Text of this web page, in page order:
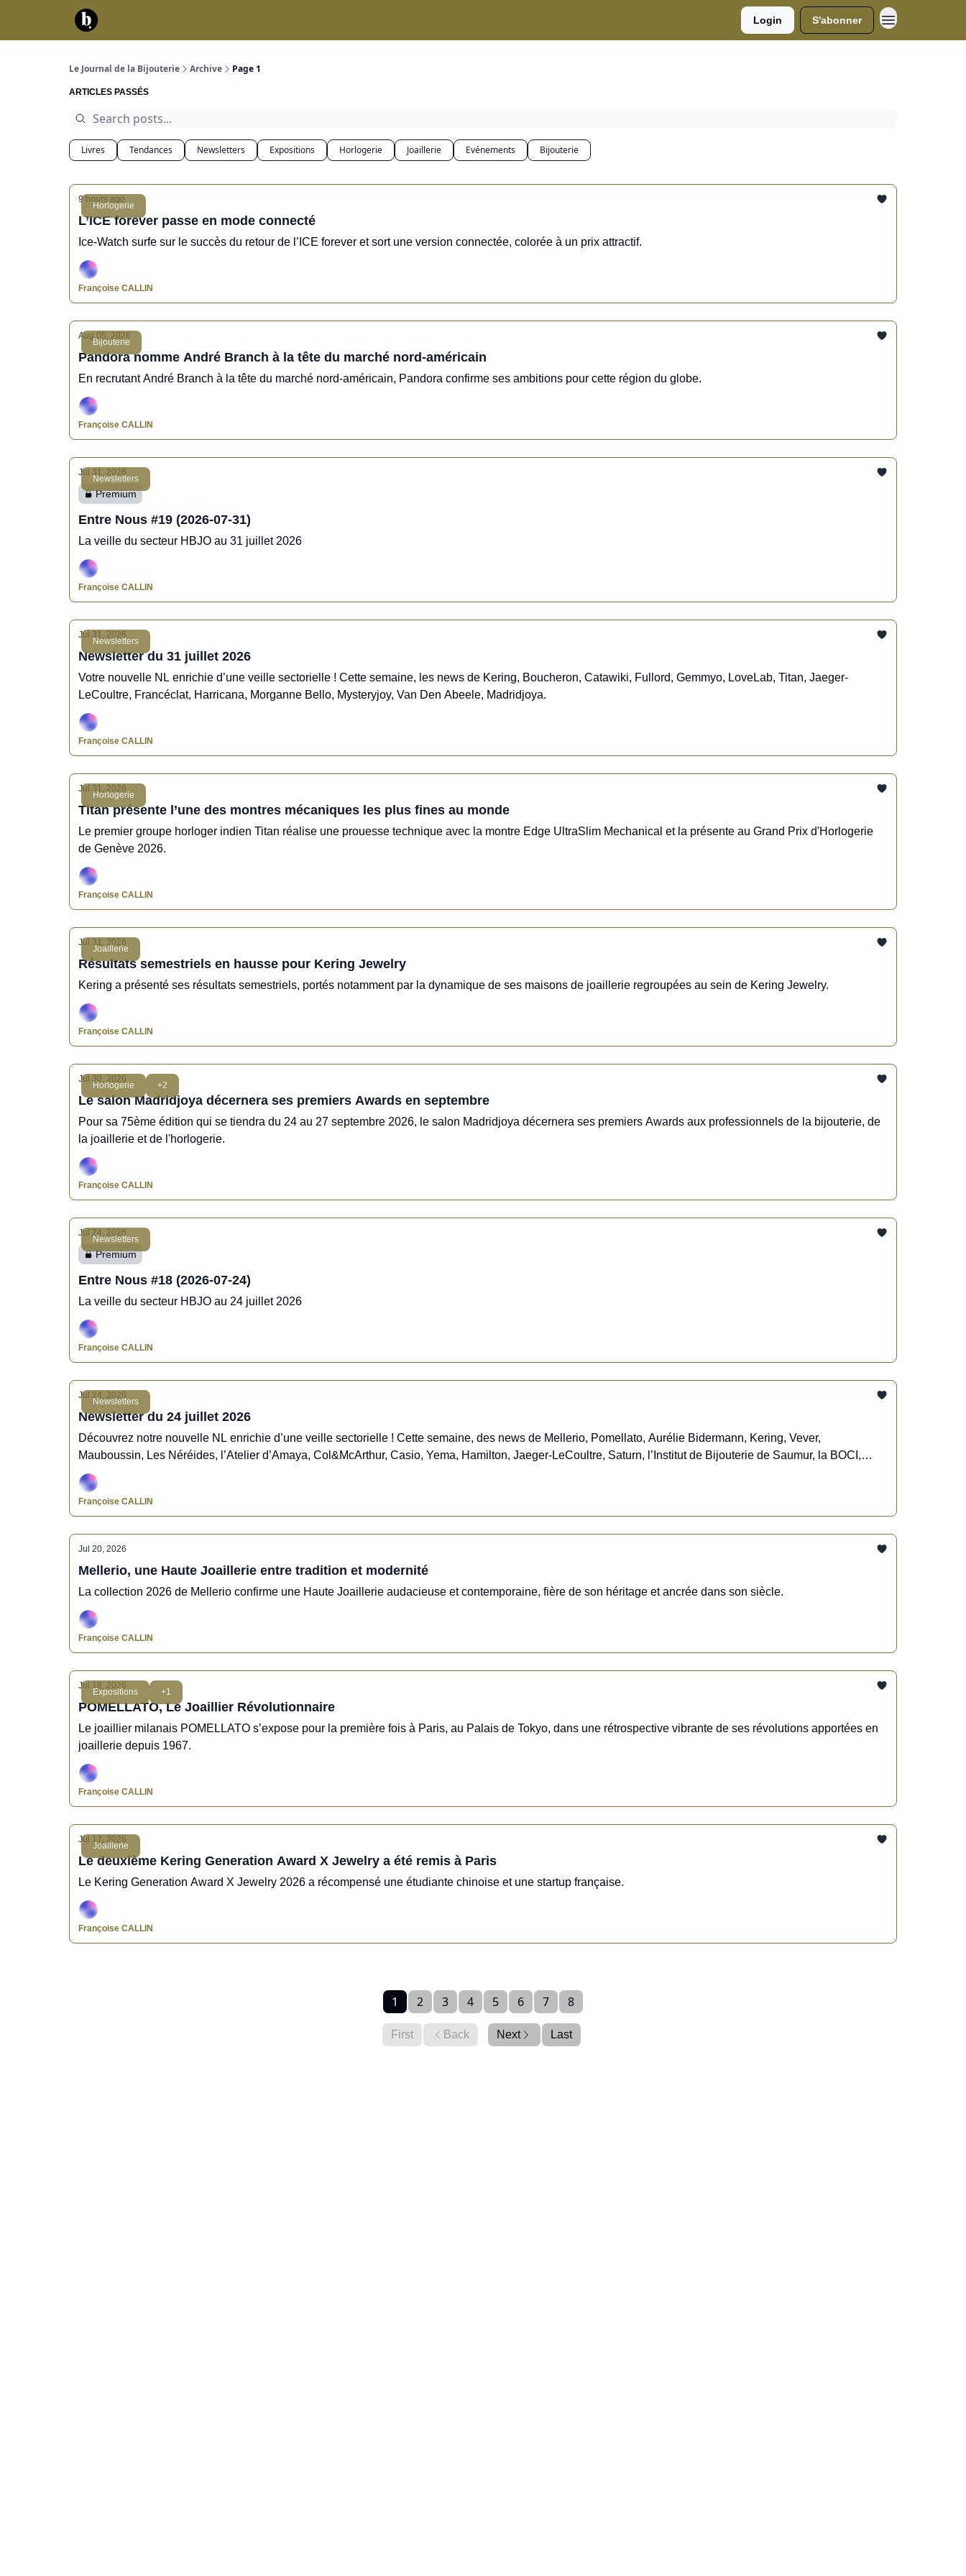
Login S'abonner
Le Journal de la Bijouterie Archive Page 1
ARTICLES PASSÉS
Livres Tendances Newsletters Expositions Horlogerie Joaillerie Evénements Bijouterie
Horlogerie
9 hours ago
L’ICE forever passe en mode connecté
Ice-Watch surfe sur le succès du retour de l’ICE forever et sort une version connectée, colorée à un prix attractif.
Françoise CALLIN
Bijouterie
Aug 05, 2026
Pandora nomme André Branch à la tête du marché nord-américain
En recrutant André Branch à la tête du marché nord-américain, Pandora confirme ses ambitions pour cette région du globe.
Françoise CALLIN
Newsletters
Jul 31, 2026
Premium
Entre Nous #19 (2026-07-31)
La veille du secteur HBJO au 31 juillet 2026
Françoise CALLIN
Newsletters
Jul 31, 2026
Newsletter du 31 juillet 2026
Votre nouvelle NL enrichie d’une veille sectorielle ! Cette semaine, les news de Kering, Boucheron, Catawiki, Fullord, Gemmyo, LoveLab, Titan, Jaeger-
LeCoultre, Francéclat, Harricana, Morganne Bello, Mysteryjoy, Van Den Abeele, Madridjoya.
Françoise CALLIN
Horlogerie
Jul 31, 2026
Titan présente l’une des montres mécaniques les plus fines au monde
Le premier groupe horloger indien Titan réalise une prouesse technique avec la montre Edge UltraSlim Mechanical et la présente au Grand Prix d'Horlogerie
de Genève 2026.
Françoise CALLIN
Joaillerie
Jul 31, 2026
Résultats semestriels en hausse pour Kering Jewelry
Kering a présenté ses résultats semestriels, portés notamment par la dynamique de ses maisons de joaillerie regroupées au sein de Kering Jewelry.
Françoise CALLIN
Horlogerie +2
Jul 30, 2026
Le salon Madridjoya décernera ses premiers Awards en septembre
Pour sa 75ème édition qui se tiendra du 24 au 27 septembre 2026, le salon Madridjoya décernera ses premiers Awards aux professionnels de la bijouterie, de
la joaillerie et de l'horlogerie.
Françoise CALLIN
Newsletters
Jul 24, 2026
Premium
Entre Nous #18 (2026-07-24)
La veille du secteur HBJO au 24 juillet 2026
Françoise CALLIN
Newsletters
Jul 24, 2026
Newsletter du 24 juillet 2026
Découvrez notre nouvelle NL enrichie d’une veille sectorielle ! Cette semaine, des news de Mellerio, Pomellato, Aurélie Bidermann, Kering, Vever,
Mauboussin, Les Néréides, l’Atelier d’Amaya, Col&McArthur, Casio, Yema, Hamilton, Jaeger-LeCoultre, Saturn, l’Institut de Bijouterie de Saumur, la BOCI,
Précieuses Confluences
Françoise CALLIN
Jul 20, 2026
Mellerio, une Haute Joaillerie entre tradition et modernité
La collection 2026 de Mellerio confirme une Haute Joaillerie audacieuse et contemporaine, fière de son héritage et ancrée dans son siècle.
Françoise CALLIN
Expositions +1
Jul 18, 2026
POMELLATO, Le Joaillier Révolutionnaire
Le joaillier milanais POMELLATO s’expose pour la première fois à Paris, au Palais de Tokyo, dans une rétrospective vibrante de ses révolutions apportées en
joaillerie depuis 1967.
Françoise CALLIN
Joaillerie
Jul 17, 2026
Le deuxième Kering Generation Award X Jewelry a été remis à Paris
Le Kering Generation Award X Jewelry 2026 a récompensé une étudiante chinoise et une startup française.
Françoise CALLIN
First Back
1 2 3 4 5 6 7 8
Next Last